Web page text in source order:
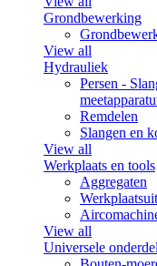
Grondbewerking
View all
Hydrauliek
Persen -
Remdelen
Slangen en
View all
Werkplaats en tools
Aggregaten
View all
Universele